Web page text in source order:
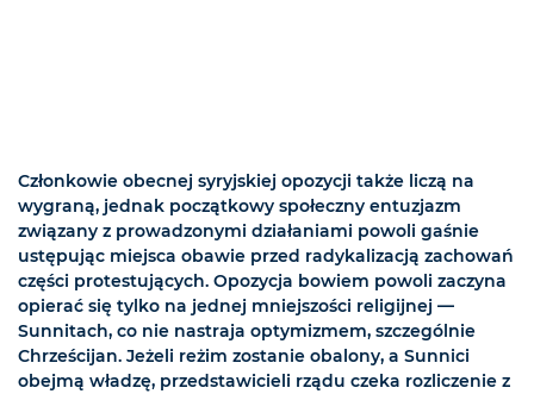
Członkowie obecnej syryjskiej opozycji także liczą na
wygraną, jednak początkowy społeczny entuzjazm
związany z prowadzonymi działaniami powoli gaśnie
ustępując miejsca obawie przed radykalizacją zachowań
części protestujących. Opozycja bowiem powoli zaczyna
opierać się tylko na jednej mniejszości religijnej —
Sunnitach, co nie nastraja optymizmem, szczególnie
Chrześcijan. Jeżeli reżim zostanie obalony, a Sunnici
obejmą władzę, przedstawicieli rządu czeka rozliczenie z